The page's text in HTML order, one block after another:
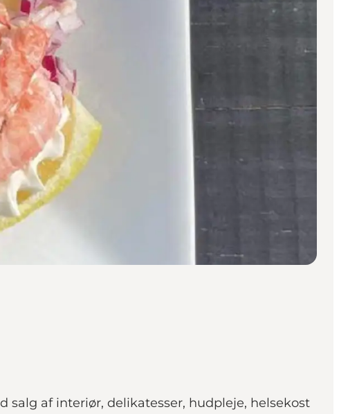
salg af interiør, delikatesser, hudpleje, helsekost